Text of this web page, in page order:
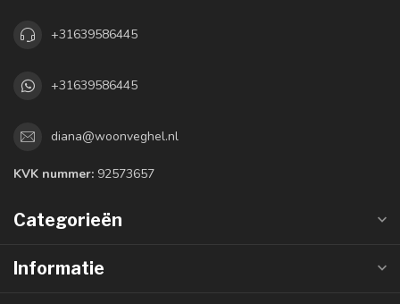
+31639586445
+31639586445
diana@woonveghel.nl
KVK nummer: 92573657
Categorieën
Informatie